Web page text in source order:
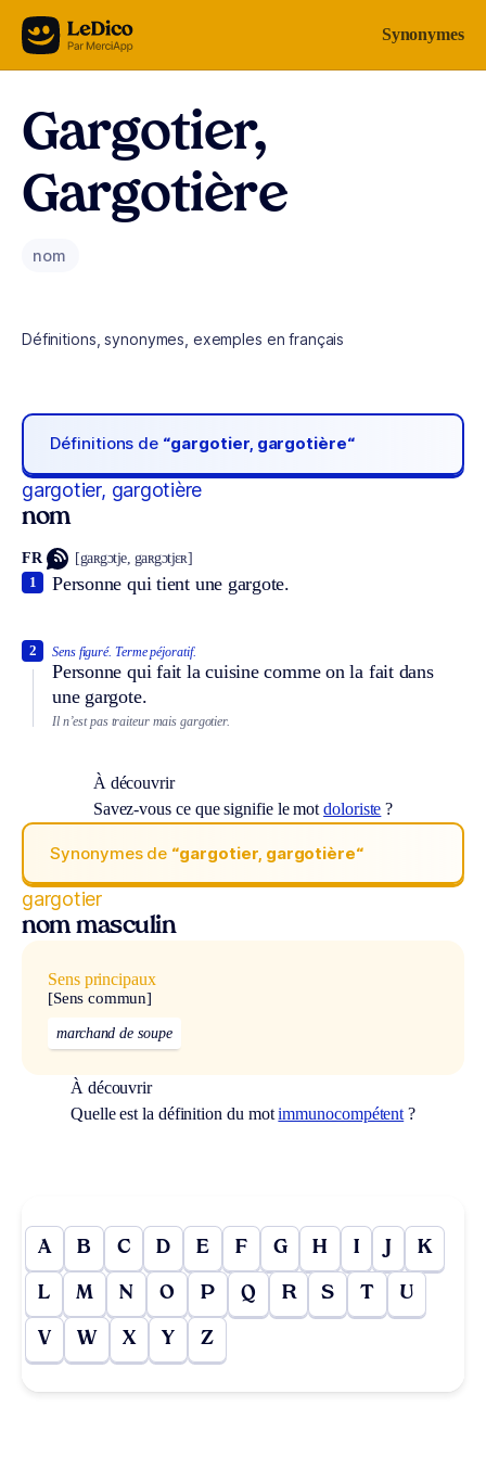
Aller au contenu Synonymes
Gargotier,
Gargotière
nom
Définitions, synonymes, exemples en français
Définitions de “gargotier, gargotière“
gargotier, gargotière
nom
FR [gaʀgɔtje, gaʀgɔtjɛʀ]
Personne qui tient une gargote.
1
Sens figuré. Terme péjoratif.
Personne qui fait la cuisine comme on la fait dans
une gargote.
2
Il n’est pas traiteur mais gargotier.
À découvrir
Savez-vous ce que signifie le motdoloriste ?
Synonymes de “gargotier, gargotière“
gargotier
nom masculin
Sens principaux
[Sens commun]
marchand de soupe
À découvrir
Quelle est la définition du motimmunocompétent ?
A B C D E F G H I J K
L M N O P Q R S T U
V W X Y Z